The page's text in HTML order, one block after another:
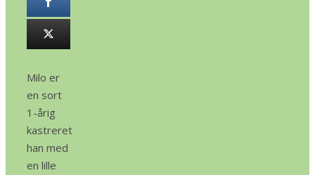
Milo er
en sort
1-årig
kastreret
han med
en lille